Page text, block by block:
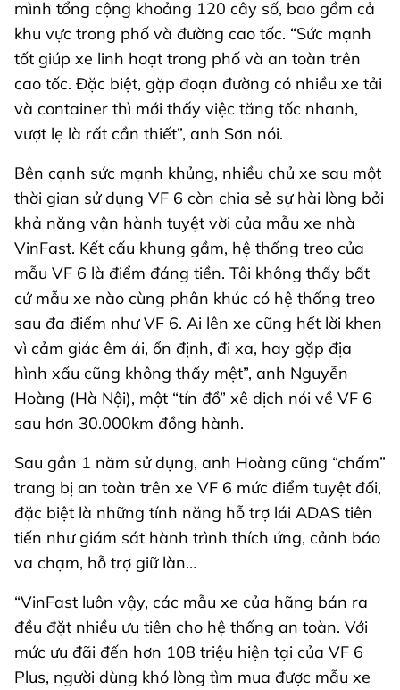
mình tổng cộng khoảng 120 cây số, bao gồm cả
khu vực trong phố và đường cao tốc. “Sức mạnh
tốt giúp xe linh hoạt trong phố và an toàn trên
cao tốc. Đặc biệt, gặp đoạn đường có nhiều xe tải
và container thì mới thấy việc tăng tốc nhanh,
vượt lẹ là rất cần thiết”, anh Sơn nói.
Bên cạnh sức mạnh khủng, nhiều chủ xe sau một
thời gian sử dụng VF 6 còn chia sẻ sự hài lòng bởi
khả năng vận hành tuyệt vời của mẫu xe nhà
VinFast. Kết cấu khung gầm, hệ thống treo của
mẫu VF 6 là điểm đáng tiền. Tôi không thấy bất
cứ mẫu xe nào cùng phân khúc có hệ thống treo
sau đa điểm như VF 6. Ai lên xe cũng hết lời khen
vì cảm giác êm ái, ổn định, đi xa, hay gặp địa
hình xấu cũng không thấy mệt”, anh Nguyễn
Hoàng (Hà Nội), một “tín đồ” xê dịch nói về VF 6
sau hơn 30.000km đồng hành.
Sau gần 1 năm sử dụng, anh Hoàng cũng “chấm”
trang bị an toàn trên xe VF 6 mức điểm tuyệt đối,
đặc biệt là những tính năng hỗ trợ lái ADAS tiên
tiến như giám sát hành trình thích ứng, cảnh báo
va chạm, hỗ trợ giữ làn…
“VinFast luôn vậy, các mẫu xe của hãng bán ra
đều đặt nhiều ưu tiên cho hệ thống an toàn. Với
mức ưu đãi đến hơn 108 triệu hiện tại của VF 6
Plus, người dùng khó lòng tìm mua được mẫu xe